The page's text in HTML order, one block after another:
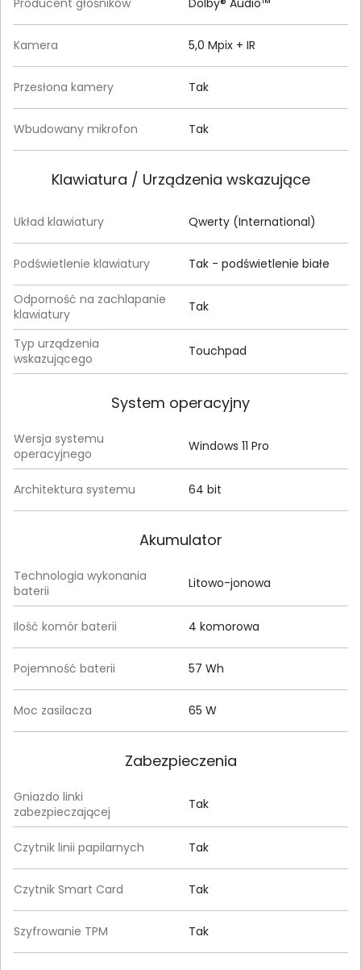
Kamera 5,0 Mpix + IR
Przesłona kamery Tak
Wbudowany mikrofon Tak
Klawiatura / Urządzenia wskazujące
Układ klawiatury Qwerty (International)
Podświetlenie klawiatury Tak - podświetlenie białe
Odporność na zachlapanie
klawiatury
Tak
Typ urządzenia
wskazującego
Touchpad
System operacyjny
Wersja systemu
operacyjnego
Windows 11 Pro
Architektura systemu 64 bit
Akumulator
Technologia wykonania
baterii
Litowo-jonowa
Ilość komór baterii 4 komorowa
Pojemność baterii 57 Wh
Moc zasilacza 65 W
Zabezpieczenia
Gniazdo linki
zabezpieczającej
Tak
Czytnik linii papilarnych Tak
Czytnik Smart Card Tak
Szyfrowanie TPM Tak